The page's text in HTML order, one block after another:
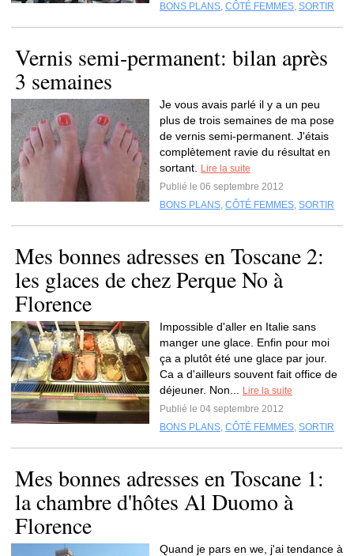
BONS PLANS, CÔTÉ FEMMES, SORTIR
Vernis semi-permanent: bilan après
3 semaines
Je vous avais parlé il y a un peu
plus de trois semaines de ma pose
de vernis semi-permanent. J'étais
complètement ravie du résultat en
sortant.
Lire la suite
Publié le 06 septembre 2012
BONS PLANS, CÔTÉ FEMMES, SORTIR
Mes bonnes adresses en Toscane 2:
les glaces de chez Perque No à
Florence
Impossible d'aller en Italie sans
manger une glace. Enfin pour moi
ça a plutôt été une glace par jour.
Ca a d'ailleurs souvent fait office de
déjeuner. Non...
Lire la suite
Publié le 04 septembre 2012
BONS PLANS, CÔTÉ FEMMES, SORTIR
Mes bonnes adresses en Toscane 1:
la chambre d'hôtes Al Duomo à
Florence
Quand je pars en we, j'ai tendance à